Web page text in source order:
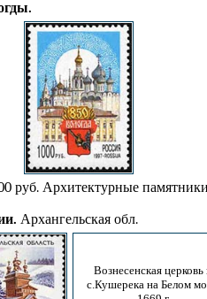
руб. Архитектурные
Архангельская обл.
Вознесенская церковь
с.Кушерека на Белом